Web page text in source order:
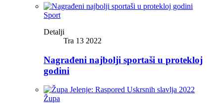
Sport
Detalji
Tra 13 2022
Nagrađeni najbolji sportaši u protekloj
godini
Župa